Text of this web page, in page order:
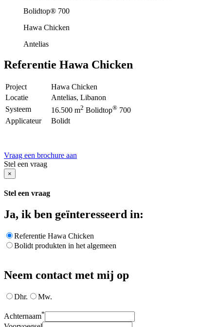
Bolidtop® 700
Hawa Chicken
Antelias
Referentie Hawa Chicken
Project
Hawa Chicken
Locatie
Antelias, Libanon
Systeem
16.500 m2 Bolidtop® 700
Applicateur
Bolidt
Vraag een brochure aan
Stel een vraag
×
Stel een vraag
Ja, ik ben geïnteresseerd in:
Referentie Hawa Chicken
Bolidt produkten in het algemeen
Neem contact met mij op
Dhr. Mw.
Achternaam*